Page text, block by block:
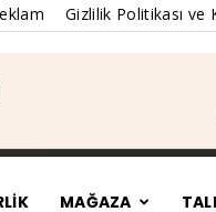
Gizlilik Politikası ve
MAĞAZA